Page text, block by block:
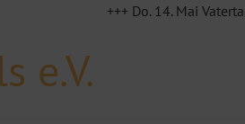
+++ Do. 14. Mai Vatertagshock
e.V.